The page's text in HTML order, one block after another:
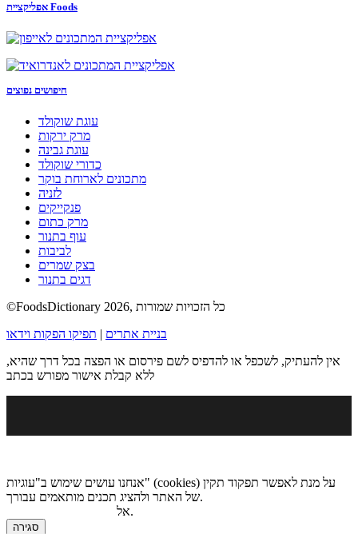
אפליקציית Foods
חיפושים נפוצים
עוגת שוקולד
מרק ירקות
עוגת גבינה
כדורי שוקולד
מתכונים לארוחת בוקר
לזניה
פנקייקים
מרק כתום
עוף בתנור
לביבות
בצק שמרים
דגים בתנור
©FoodsDictionary 2026, כל הזכויות שמורות
בניית אתרים | תפיקו הפקות וידאו
אין להעתיק, לשכפל או להדפיס לשם פירסום או הפצה בכל דרך שהיא,
ללא קבלת אישור מפורש בכתב
אנחנו עושים שימוש ב"עוגיות" (cookies) על מנת לאפשר תפקוד תקין
של האתר ולהציג תכנים מותאמים עבורך.
אל.
סגירה